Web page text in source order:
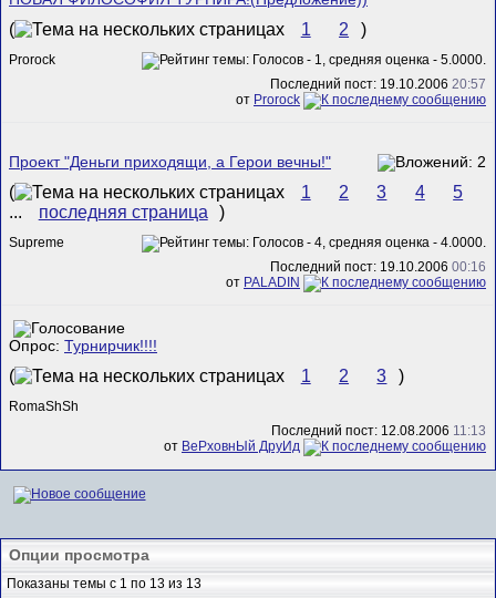
( 1 2 )
Prorock
Последний пост: 19.10.2006 20:57
от Prorock
Проект "Деньги приходящи, а Герои вечны!"
( 1 2 3 4
5
...
последняя страница )
Supreme
Последний пост: 19.10.2006 00:16
от PALADIN
Опрос: Турнирчик!!!!
( 1 2 3 )
RomaShSh
Последний пост: 12.08.2006 11:13
от ВеРховнЫй ДруИд
Опции просмотра
Показаны темы с 1 по 13 из 13